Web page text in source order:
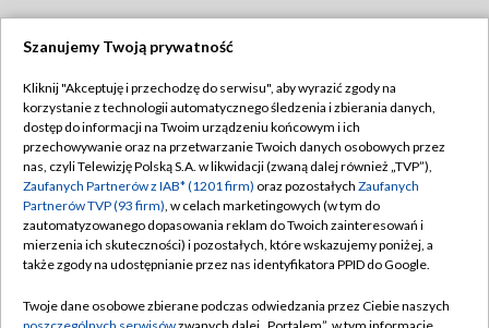
TVP
Abonament TVP
Emisja w TVP
Centrum informacji TVP
Naziemna Telewizja Cyfrowa
Rada Programowa
Regulamin TVP
Polityka prywatności
Moje zgody
Pomoc
Szanujemy Twoją prywatność
Kliknij "Akceptuję i przechodzę do serwisu", aby wyrazić zgody na
korzystanie z technologii automatycznego śledzenia i zbierania danych,
dostęp do informacji na Twoim urządzeniu końcowym i ich
przechowywanie oraz na przetwarzanie Twoich danych osobowych przez
nas, czyli Telewizję Polską S.A. w likwidacji (zwaną dalej również „TVP”),
Zaufanych Partnerów z IAB* (1201 firm) oraz pozostałych Zaufanych
Partnerów TVP (93 firm), w celach marketingowych (w tym do
zautomatyzowanego dopasowania reklam do Twoich zainteresowań i
mierzenia ich skuteczności) i pozostałych, które wskazujemy poniżej, a
także zgody na udostępnianie przez nas identyfikatora PPID do Google.
Twoje dane osobowe zbierane podczas odwiedzania przez Ciebie naszych